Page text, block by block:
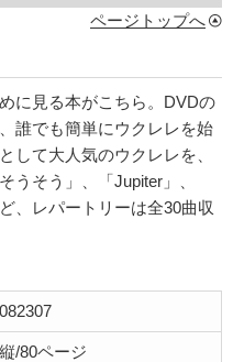
ページトップへ
に見る本がこちら。DVDの
誰でも簡単にウクレレを始
して大人気のウクレレを、
うそう」、「Jupiter」、
、レパートリーは全30曲収
/80ページ